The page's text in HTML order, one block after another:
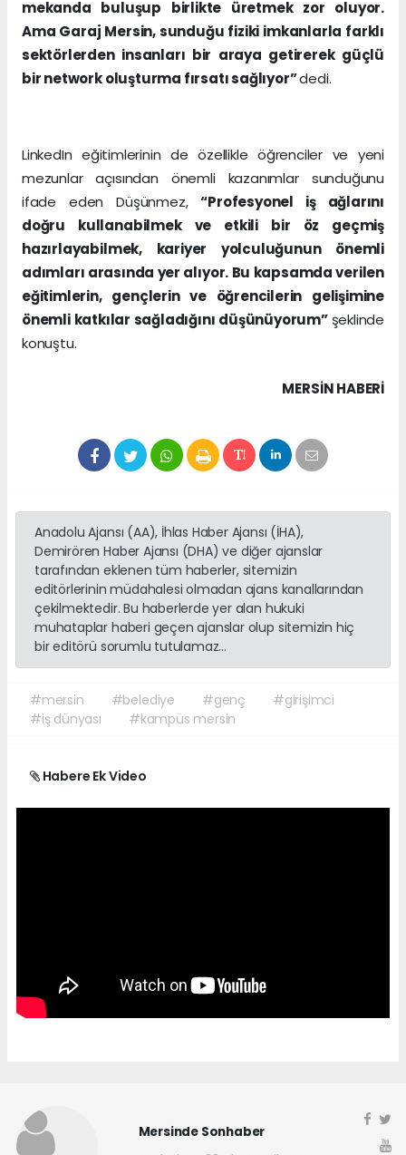
mekanda buluşup birlikte üretmek zor oluyor.
Ama Garaj Mersin, sunduğu fiziki imkanlarla farklı
sektörlerden insanları bir araya getirerek güçlü
bir network oluşturma fırsatı sağlıyor”dedi.
LinkedIn eğitimlerinin de özellikle öğrenciler ve yeni
mezunlar açısından önemli kazanımlar sunduğunu
ifade eden Düşünmez,“Profesyonel iş ağlarını
doğru kullanabilmek ve etkili bir öz geçmiş
hazırlayabilmek, kariyer yolculuğunun önemli
adımları arasında yer alıyor. Bu kapsamda verilen
eğitimlerin, gençlerin ve öğrencilerin gelişimine
önemli katkılar sağladığını düşünüyorum” şeklinde
konuştu.
MERSIN HABERİ
Anadolu Ajansı (AA), İhlas Haber Ajansı (İHA),
Demirören Haber Ajansı (DHA) ve diğer ajanslar
tarafından eklenen tüm haberler, sitemizin
editörlerinin müdahalesi olmadan ajans kanallarından
çekilmektedir. Bu haberlerde yer alan hukuki
muhataplar haberi geçen ajanslar olup sitemizin hiç
bir editörü sorumlu tutulamaz...
#mersin #belediye #genç
#girişimci
#iş dünyası
#kampüs mersin
Habere Ek Video
Mersinde Sonhaber